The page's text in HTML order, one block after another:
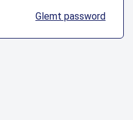
Glemt password